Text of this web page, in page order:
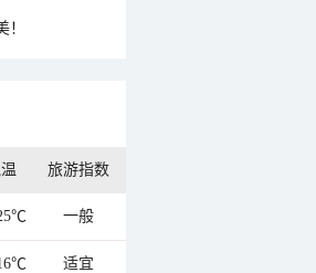
旅游指数
一般
适宜